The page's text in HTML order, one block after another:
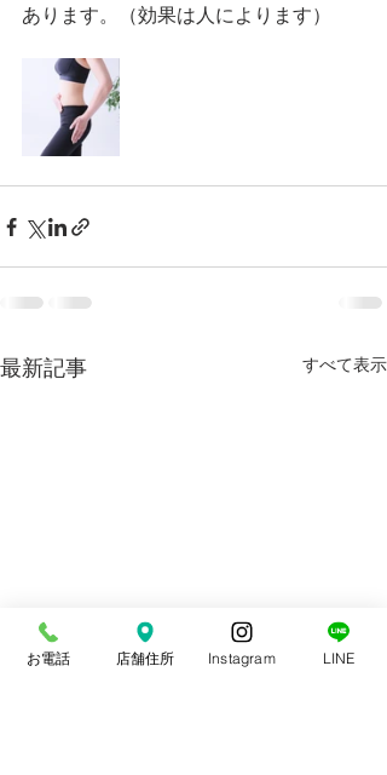
あります。（効果は人によります）
最新記事 すべて表示
お電話 店舗住所 Instagram LINE